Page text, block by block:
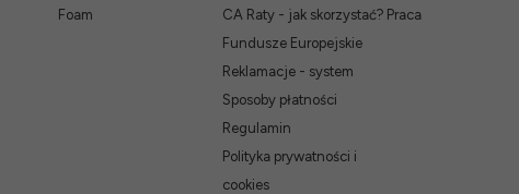
Foam
CA Raty - jak skorzystać?
Fundusze Europejskie
Reklamacje - system
Sposoby płatności
Regulamin
Polityka prywatności i
cookies
Praca